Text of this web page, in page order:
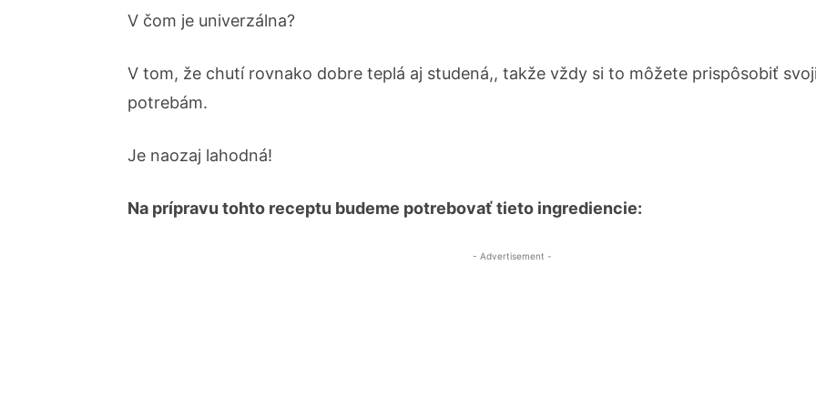
V čom je univerzálna?
V tom, že chutí rovnako dobre teplá aj studená,, takže vždy si to môžete prispôsobiť
potrebám.
Je naozaj lahodná!
Na prípravu tohto receptu budeme potrebovať tieto ingrediencie:
- Advertisement -